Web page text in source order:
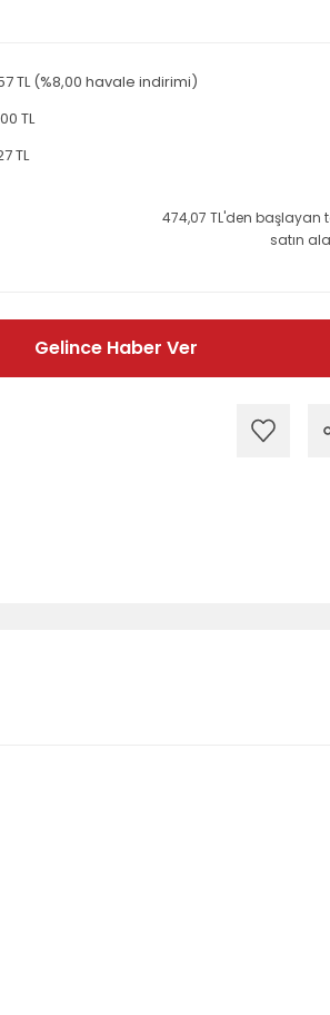
TL (%8,00 havale indirimi)
TL
TL
474,07 TL'den başlayan
satın
Gelince Haber Ver